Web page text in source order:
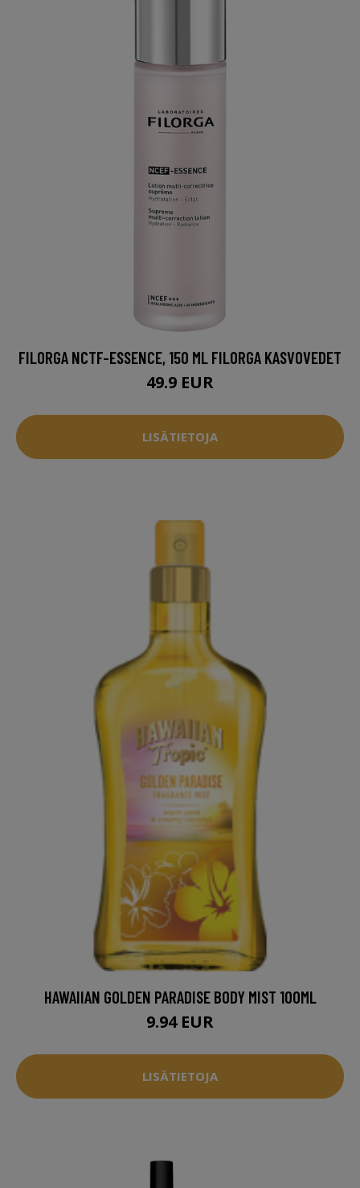
FILORGA NCTF-ESSENCE, 150 ML FILORGA KASVOVEDET
49.9 EUR
LISÄTIETOJA
HAWAIIAN GOLDEN PARADISE BODY MIST 100ML
9.94 EUR
LISÄTIETOJA